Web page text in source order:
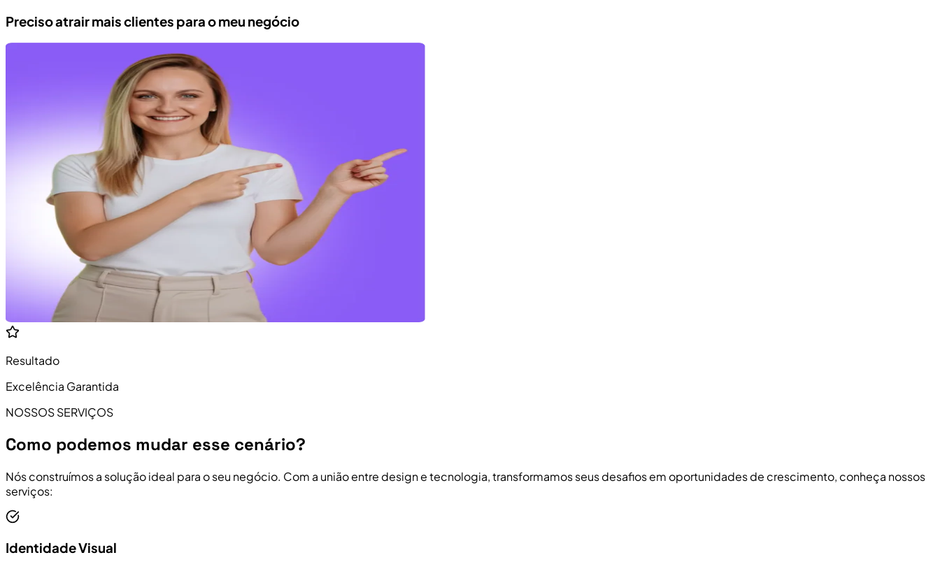
Preciso atrair mais clientes para o meu negócio
Resultado
Excelência Garantida
NOSSOS SERVIÇOS
Como podemos mudar esse cenário?
Nós construímos a solução ideal para o seu negócio. Com a união entre design e tecnologia, transformamos seus desafios em oportunidades de crescimento, conheça nossos
serviços:
Identidade Visual